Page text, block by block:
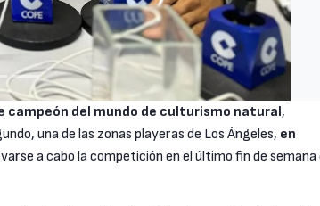
campeón del mundo de culturismo natural,
una de las zonas playeras de Los Ángeles, en
a cabo la competición en el último fin de semana